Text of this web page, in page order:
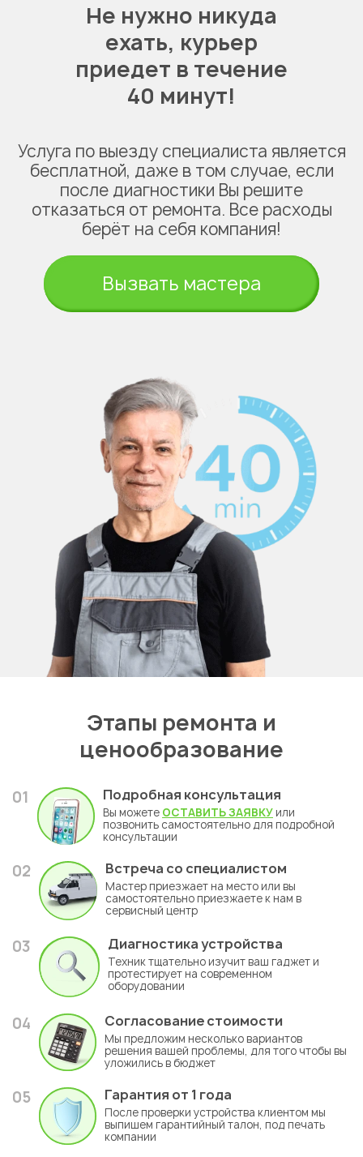
Не нужно никуда
ехать, курьер
приедет в течение
40 минут!
Услуга по выезду специалиста является
бесплатной, даже в том случае, если
после диагностики Вы решите
отказаться от ремонта. Все расходы
берёт на себя компания!
Вызвать мастера
Этапы ремонта и
ценообразование
01 Подробная консультация
Вы можете ОСТАВИТЬ ЗАЯВКУ или
позвонить самостоятельно для подробной
консультации
02 Встреча со специалистом
Мастер приезжает на место или вы
самостоятельно приезжаете к нам в
сервисный центр
03 Диагностика устройства
Техник тщательно изучит ваш гаджет и
протестирует на современном
оборудовании
04 Согласование стоимости
Мы предложим несколько вариантов
решения вашей проблемы, для того чтобы вы
уложились в бюджет
05 Гарантия от 1 года
После проверки устройства клиентом мы
выпишем гарантийный талон, под печать
компании